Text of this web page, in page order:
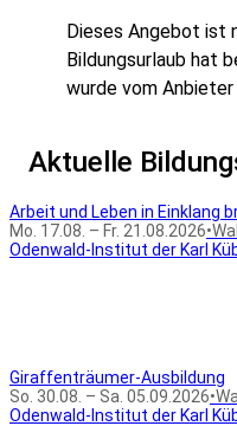
Dieses Angebot ist
Bildungsurlaub hat
wurde vom
Aktuelle
Arbeit und Leben in Einklang
Mo. 17.08. – Fr. 21.08.2026•
Odenwald-Institut der Karl
Giraffenträumer-Ausbildung
So. 30.08. – Sa. 05.09.2026•
Odenwald-Institut der Karl